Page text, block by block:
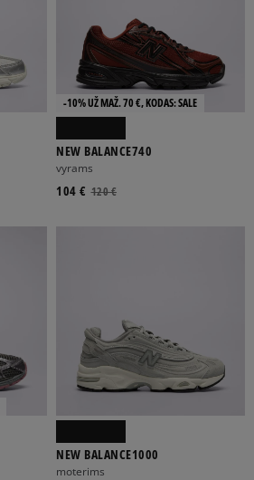
-10% UŽ MAŽ. 70 €, KODAS: SALE
NEW BALANCE740
vyrams
120 €
104 €
NEW BALANCE1000
moterims